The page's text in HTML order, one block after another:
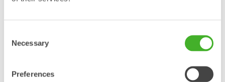
Selection
Necessary
Preferences
Building Effective Communication:
Demolition & Recycling International, Industry Insights, November 7,